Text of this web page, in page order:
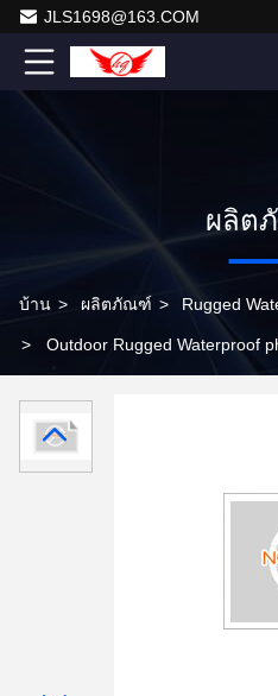
JLS1698@163.COM
ผลิต
บ้าน > ผลิตภัณฑ์ > Rugged
> Outdoor Rugged Waterproof